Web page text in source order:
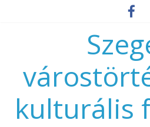
kulturális